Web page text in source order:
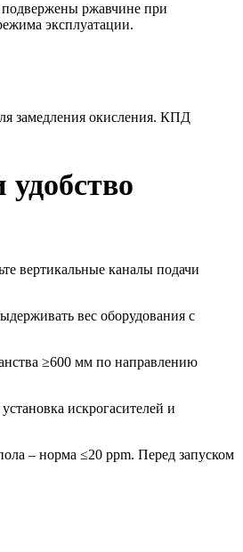
подвержены ржавчине при
эксплуатации.
замедления окисления. КПД
вертикальные каналы подачи
вес оборудования с
≥600 мм по направлению
искрогасителей и
– норма ≤20 ppm. Перед запуском